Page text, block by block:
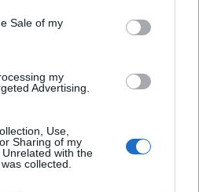
Sale of my
my
Advertising.
Use,
Sharing of my
with the
collected.